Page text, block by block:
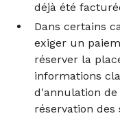
déjà été
Dans certains
exiger un
réserver la
informations
d'annulation
réservation des